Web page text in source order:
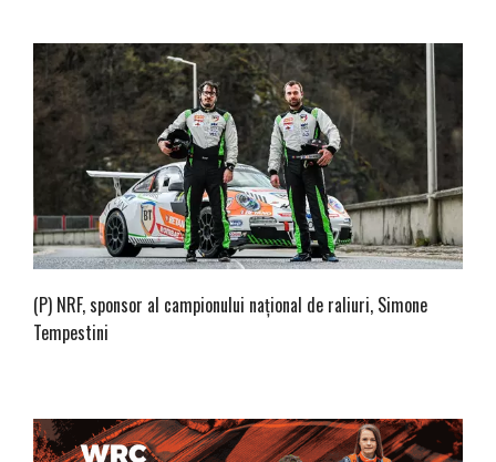
(P) NRF, sponsor al campionului naţional de raliuri, Simone
Tempestini